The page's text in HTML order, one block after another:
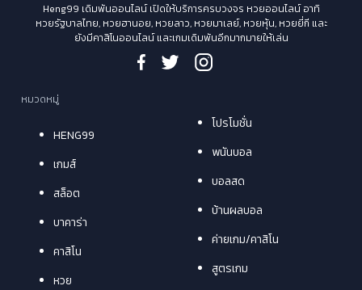
Heng99 เดิมพันออนไลน์ เปิดให้บริการครบวงจร หวยออนไลน์ อาทิ
หวยรัฐบาลไทย, หวยฮานอย, หวยลาว, หวยมาเลย์, หวยหุ้น, หวยยี่กี และ
ยังมีคาสิโนออนไลน์ และเกมเดิมพันอีกมากมายให้เล่น
หมวดหมู่
HENG99
เกมส์
สล็อต
บาคาร่า
คาสิโน
หวย
โปรโมชั่น
พนันบอล
บอลสด
บ้านผลบอล
ค่ายเกม/คาสิโน
สูตรเกม